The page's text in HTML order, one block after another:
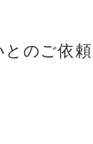
のご依頼